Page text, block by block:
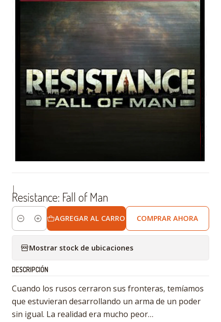
|
Resistance: Fall of Man
Cantidad
AGREGAR AL CARRO COMPRAR AHORA
Mostrar stock de ubicaciones
DESCRIPCIÓN
Cuando los rusos cerraron sus fronteras, temíamos
que estuvieran desarrollando un arma de un poder
sin igual. La realidad era mucho peor…